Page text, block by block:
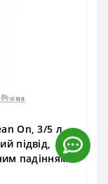
On, 3/5 л,
підвід,
падінням